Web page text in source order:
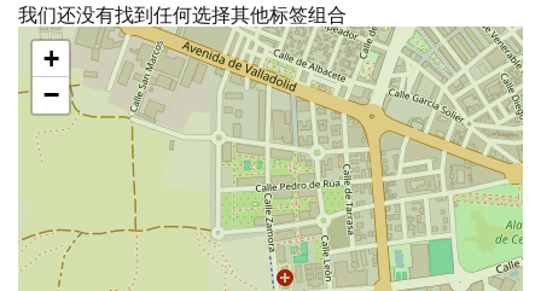
我们还没有找到任何选择其他标签组合
跳
地
图
+
−